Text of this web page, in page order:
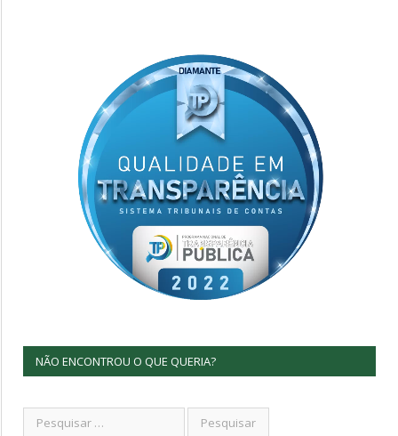
NÃO ENCONTROU O QUE QUERIA?